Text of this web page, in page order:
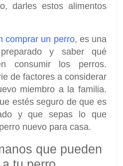
darles estos alimentos
comprar un perro, es una
y saber qué
consumir los perros.
de factores a considerar
miembro a la familia.
estés seguro de que es
y que sepas lo que
nuevo para casa.
que pueden